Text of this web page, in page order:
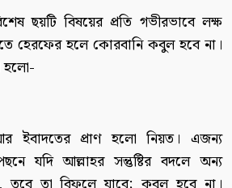
ছয়টি বিষয়ের প্রতি গভীরভাবে লক্ষ
হেরফের হলে কোরবানি কবুল হবে না।
হলো-
ইবাদতের প্রাণ হলো নিয়ত। এজন্য
যদি আল্লাহর সন্তুষ্টির বদলে অন্য